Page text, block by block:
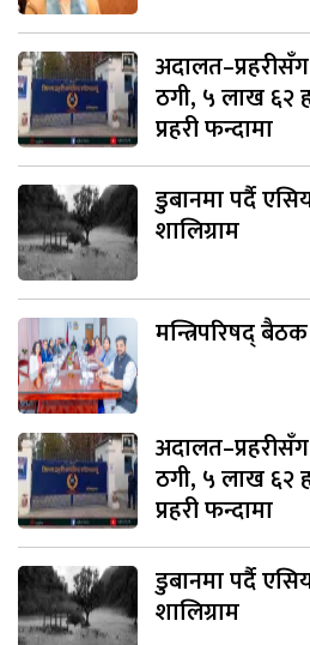
ठगी, ५ लाख ६२
प्रहरी फन्दामा
डुबानमा पर्दै
शालिग्राम
मन्त्रिपरिषद्
ठगी, ५ लाख ६२
प्रहरी फन्दामा
डुबानमा पर्दै
शालिग्राम